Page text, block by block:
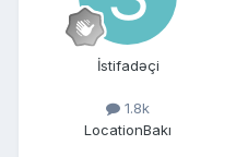
İstifadəçi
1.8k
LocationBakı